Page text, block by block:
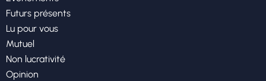
Futurs présents
Lu pour vous
Mutuel
Non lucrativité
Opinion